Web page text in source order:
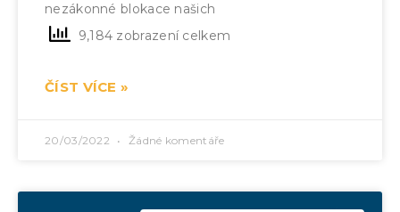
nezákonné blokace našich
9,184 zobrazení celkem
ČÍST VÍCE »
20/03/2022 Žádné komentáře